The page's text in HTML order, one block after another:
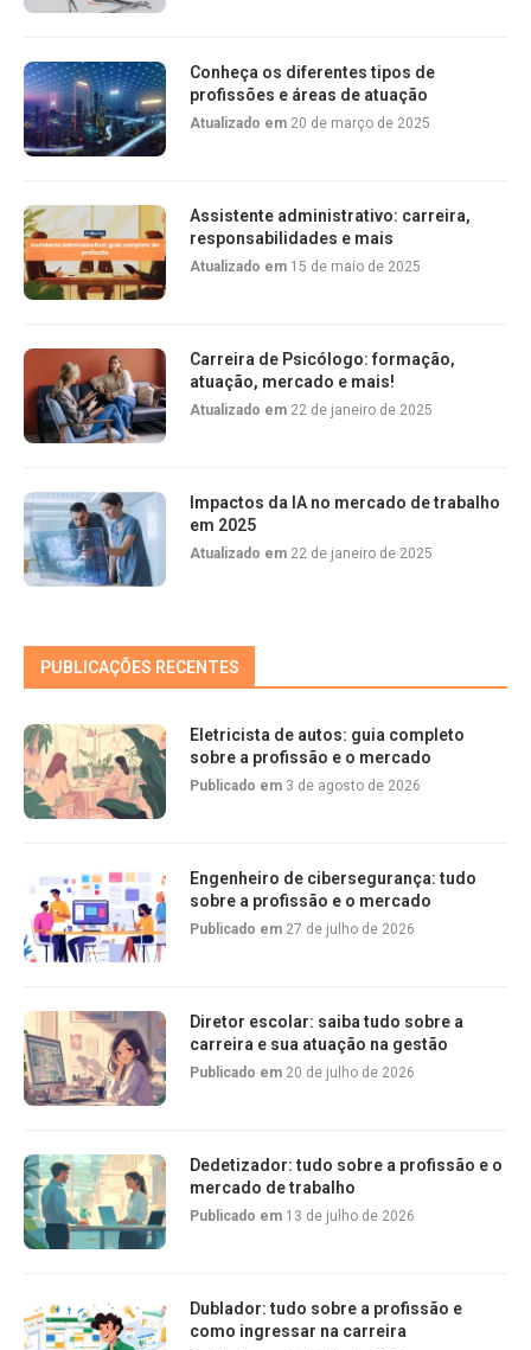
Conheça os diferentes tipos de
profissões e áreas de atuação
Atualizado em 20 de março de 2025
Assistente administrativo: carreira,
responsabilidades e mais
Atualizado em 15 de maio de 2025
Carreira de Psicólogo: formação,
atuação, mercado e mais!
Atualizado em 22 de janeiro de 2025
Impactos da IA no mercado de trabalho
em 2025
Atualizado em 22 de janeiro de 2025
PUBLICAÇÕES RECENTES
Eletricista de autos: guia completo
sobre a profissão e o mercado
Publicado em 3 de agosto de 2026
Engenheiro de cibersegurança: tudo
sobre a profissão e o mercado
Publicado em 27 de julho de 2026
Diretor escolar: saiba tudo sobre a
carreira e sua atuação na gestão
Publicado em 20 de julho de 2026
Dedetizador: tudo sobre a profissão e o
mercado de trabalho
Publicado em 13 de julho de 2026
Dublador: tudo sobre a profissão e
como ingressar na carreira